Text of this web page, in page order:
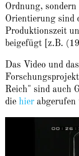
Ordnung,
Orientierung sind
Produktionszeit
beigefügt [z.B.
Das Video und
Reich" sind auch
die hier abgerufen